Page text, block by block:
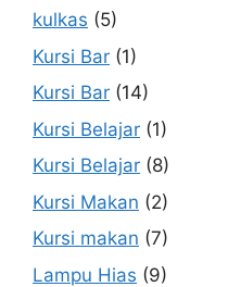
kulkas (5)
Kursi Bar (1)
Kursi Bar (14)
Kursi Belajar (1)
Kursi Belajar (8)
Kursi Makan (2)
Kursi makan (7)
Lampu Hias (9)